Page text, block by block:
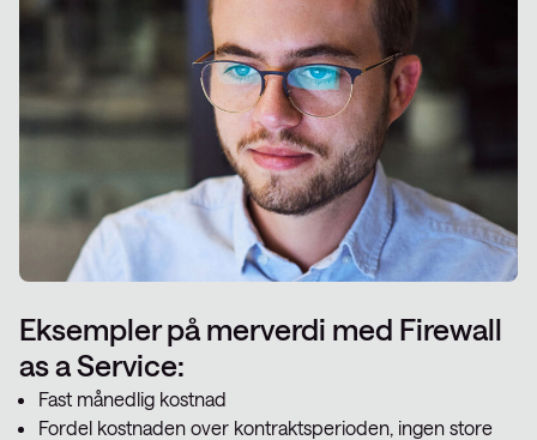
Eksempler på merverdi med Firewall
as a Service:
Fast månedlig kostnad
Fordel kostnaden over kontraktsperioden, ingen store